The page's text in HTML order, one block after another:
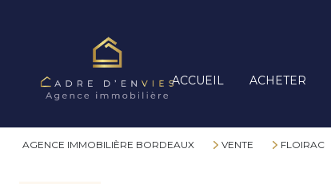
ACCUEIL ACHETER
AGENCE IMMOBILIÈRE BORDEAUX VENTE FLOIRAC